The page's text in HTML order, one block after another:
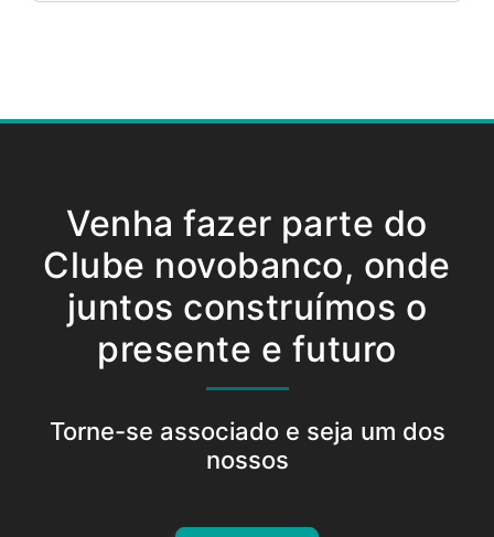
Venha fazer parte do
Clube novobanco, onde
juntos construímos o
presente e futuro
Torne-se associado e seja um dos
nossos